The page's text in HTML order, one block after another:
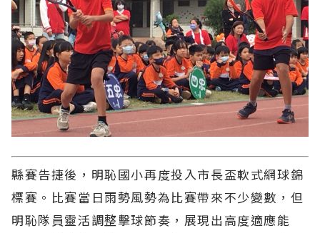
縣賽告捷後，明恥國小再度投入市長盃軟式網球錦
標賽。比賽當日雨勢風勢為比賽帶來不少變數，但
明恥隊員靈活調整擊球節奏，展現出高度適應能